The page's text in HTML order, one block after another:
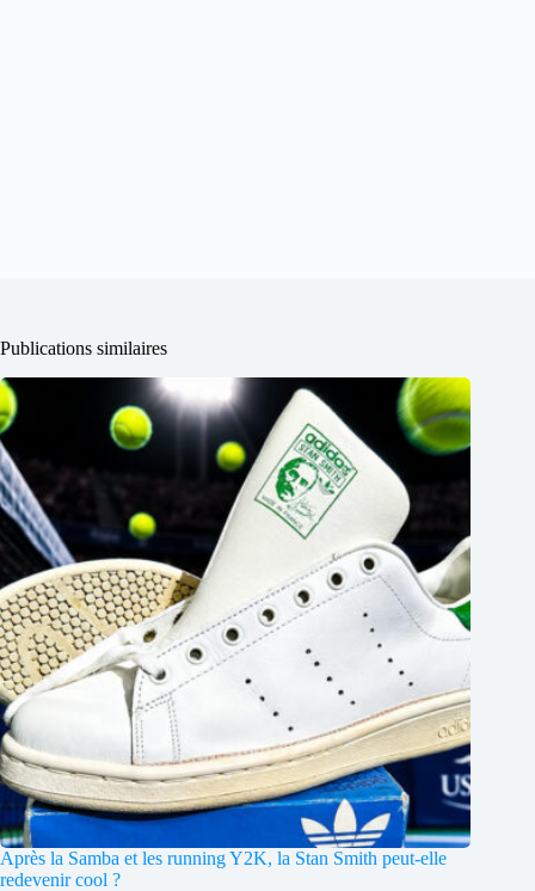
Publications similaires
Après la Samba et les running Y2K, la Stan Smith peut-elle
redevenir cool ?